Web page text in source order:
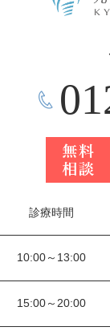
診療時間
10:00～13:00
15:00～20:00